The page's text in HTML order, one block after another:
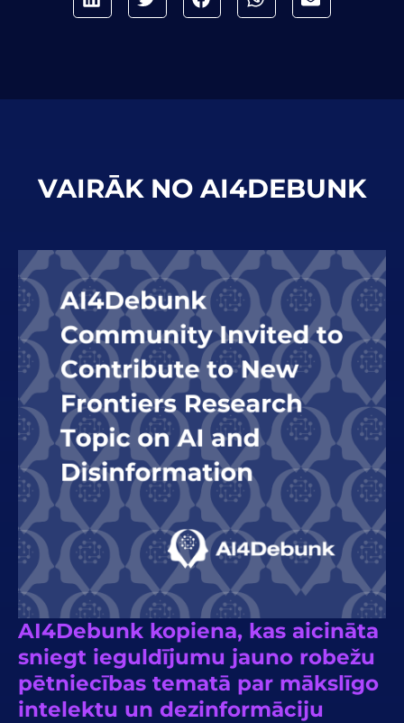
VAIRĀK NO AI4DEBUNK
AI4Debunk kopiena, kas aicināta
sniegt ieguldījumu jauno robežu
pētniecības tematā par mākslīgo
intelektu un dezinformāciju